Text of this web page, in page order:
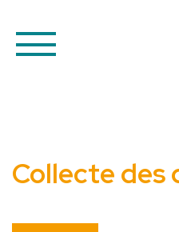
Collecte des